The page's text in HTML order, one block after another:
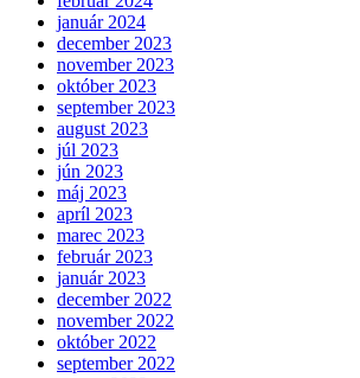
január 2024
december 2023
november 2023
október 2023
september 2023
august 2023
júl 2023
jún 2023
máj 2023
apríl 2023
marec 2023
február 2023
január 2023
december 2022
november 2022
október 2022
september 2022